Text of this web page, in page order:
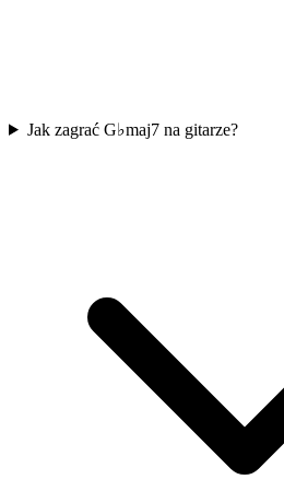
Jak zagrać G♭maj7 na gitarze?